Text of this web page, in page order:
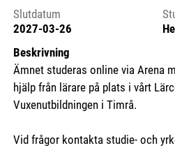
Slutdatum
2027-03-26
Beskrivning
Ämnet studeras online via Arena
hjälp från lärare på plats i vårt
Vuxenutbildningen i Timrå.
Vid frågor kontakta studie- och